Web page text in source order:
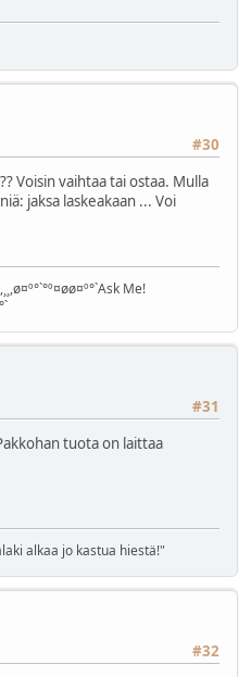
#30
Voisin vaihtaa tai ostaa. Mulla
jaksa laskeakaan ... Voi
Me!
#31
tuota on laittaa
alkaa jo kastua hiestä!"
#32